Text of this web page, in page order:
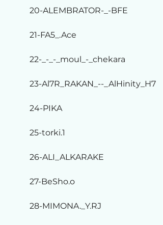
20-ALEMBRATOR-_-BFE
21-FA5_.Ace
22-_-_-_moul_-_chekara
23-Al7R_RAKAN_--_AlHinity_H7
24-PIKA
25-torki.1
26-ALI_ALKARAKE
27-BeSho.o
28-MIMONA._Y.RJ